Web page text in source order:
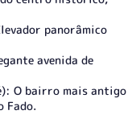
panorâmico
avenida de
O bairro mais antigo
Fado.